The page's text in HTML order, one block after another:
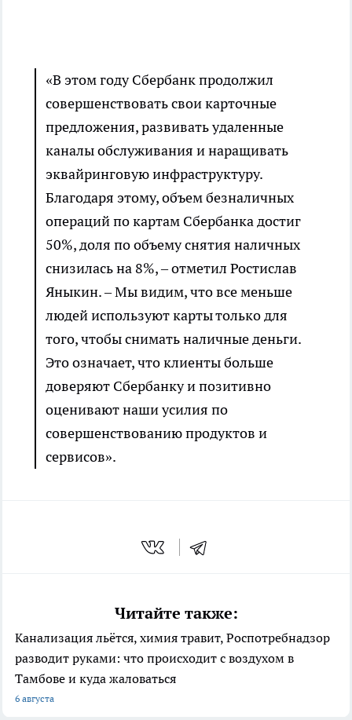
«В этом году Сбербанк продолжил
совершенствовать свои карточные
предложения, развивать удаленные
каналы обслуживания и наращивать
эквайринговую инфраструктуру.
Благодаря этому, объем безналичных
операций по картам Сбербанка достиг
50%, доля по объему снятия наличных
снизилась на 8%, – отметил Ростислав
Яныкин. – Мы видим, что все меньше
людей используют карты только для
того, чтобы снимать наличные деньги.
Это означает, что клиенты больше
доверяют Сбербанку и позитивно
оценивают наши усилия по
совершенствованию продуктов и
сервисов».
Читайте также:
Канализация льётся, химия травит, Роспотребнадзор
разводит руками: что происходит с воздухом в
Тамбове и куда жаловаться
6 августа